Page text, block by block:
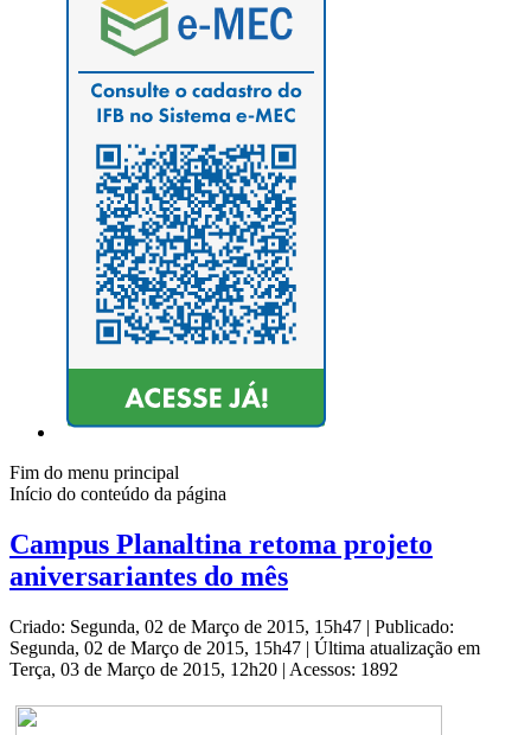
Fim do menu principal
Início do conteúdo da página
Campus Planaltina retoma projeto
aniversariantes do mês
Criado: Segunda, 02 de Março de 2015, 15h47 | Publicado:
Segunda, 02 de Março de 2015, 15h47 | Última atualização em
Terça, 03 de Março de 2015, 12h20 | Acessos: 1892